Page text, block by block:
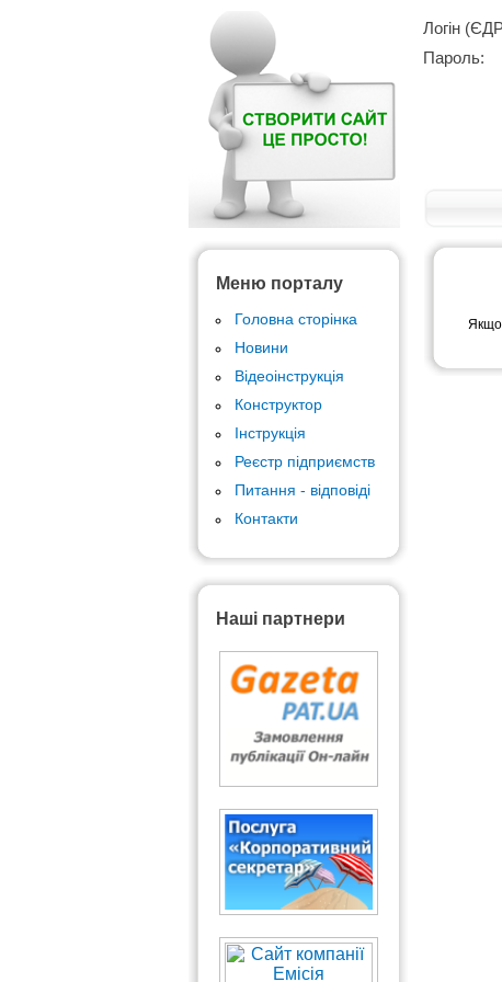
Логін
Пароль:
Меню порталу
Головна сторінка
Новини
Відеоінструкція
Конструктор
Інструкція
Реєстр підприємств
Питання - відповіді
Контакти
Наші партнери
Якщо